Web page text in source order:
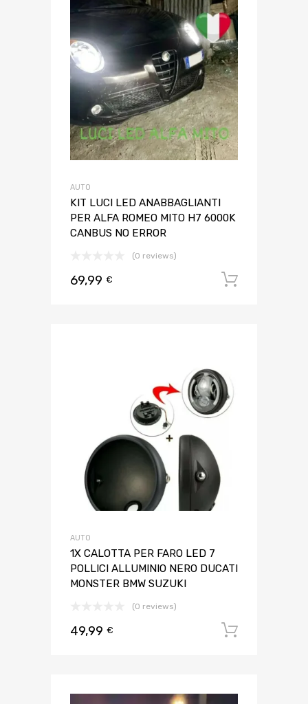
AUTO
KIT LUCI LED ANABBAGLIANTI
PER ALFA ROMEO MITO H7 6000K
CANBUS NO ERROR
(0 reviews)
69,99 €
AUTO
1X CALOTTA PER FARO LED 7
POLLICI ALLUMINIO NERO DUCATI
MONSTER BMW SUZUKI
(0 reviews)
49,99 €